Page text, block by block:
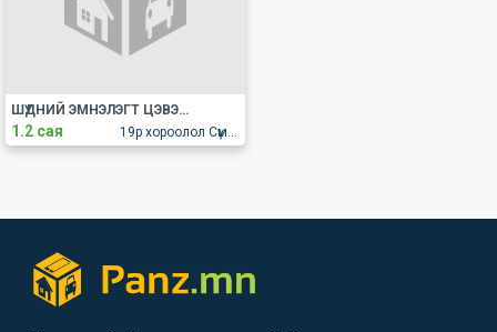
19р хороолол Сүмбэр таур
ШҮДНИЙ ЭМНЭЛЭГТ ЦЭВЭРЛЭГЭЭНИЙ АЖИЛТАН АВНА.
1.2 сая